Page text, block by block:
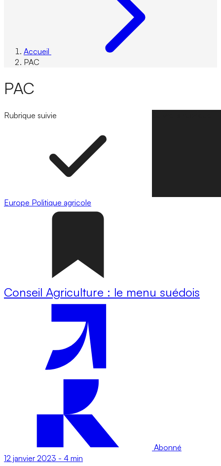
Accueil
PAC
PAC
Rubrique suivie
Europe Politique agricole
Conseil Agriculture : le menu suédois
Abonné
12 janvier 2023 - 4 min